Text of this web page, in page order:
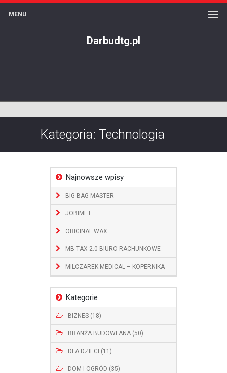
Darbudtg.pl
MENU
Kategoria: Technologia
Najnowsze wpisy
BIG BAG MASTER
JOBIMET
ORIGINAL WAX
MB TAX 2.0 BIURO RACHUNKOWE
MILCZAREK MEDICAL – KOPERNIKA
Kategorie
BIZNES (18)
BRANŻA BUDOWLANA (50)
DLA DZIECI (11)
DOM I OGRÓD (35)